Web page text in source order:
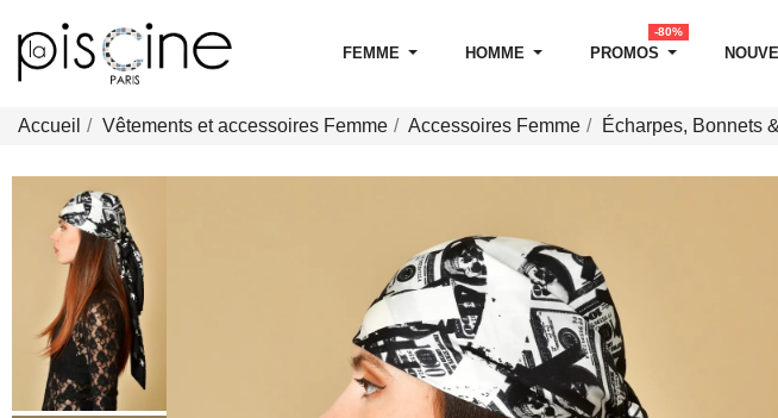
FEMME HOMME PROMOS
-80%
Accueil Vêtements et accessoires Femme Accessoires Femme Écharpes, Bonnets